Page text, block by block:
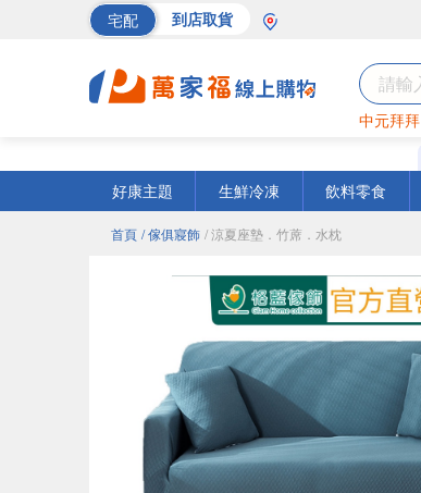
宅配 到店取貨
中元拜拜
好康主題
生鮮冷凍 飲料零食
首頁 / 傢俱寢飾 / 涼夏座墊．竹蓆．水枕